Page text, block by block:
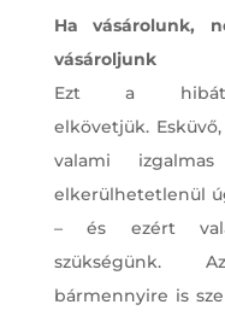
Ha vásárolunk,
vásároljunk
Ezt a hibát
elkövetjük.
valami
elkerülhetetlenül
– és ezért
szükségünk.
bármennyire is